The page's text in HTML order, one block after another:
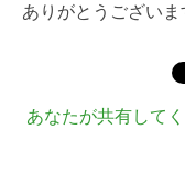
ありがとうございま
あなたが共有して